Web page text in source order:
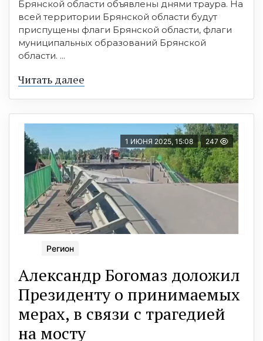
Брянской области объявлены днями траура. На
всей территории Брянской области будут
приспущены флаги Брянской области, флаги
муниципальных образований Брянской
области. ...
Читать далее
1 ИЮНЯ 2025, 15:08 247
Регион
Александр Богомаз доложил
Президенту о принимаемых
мерах, в связи с трагедией
на мосту